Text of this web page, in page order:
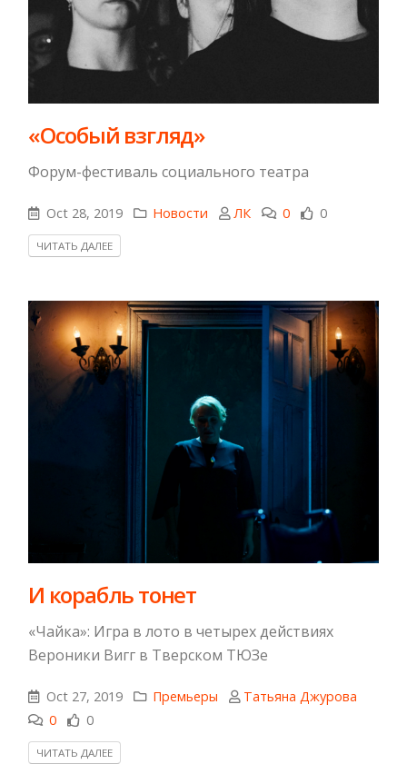
«Особый взгляд»
Форум-фестиваль социального театра
Oct 28, 2019 Новости ЛК 0 0
ЧИТАТЬ ДАЛЕЕ
И корабль тонет
«Чайка»: Игра в лото в четырех действиях
Вероники Вигг в Тверском ТЮЗе
Oct 27, 2019 Премьеры
Татьяна Джурова
0
0
ЧИТАТЬ ДАЛЕЕ